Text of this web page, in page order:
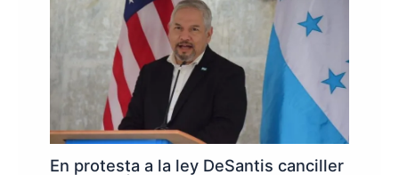
En protesta a la ley DeSantis canciller